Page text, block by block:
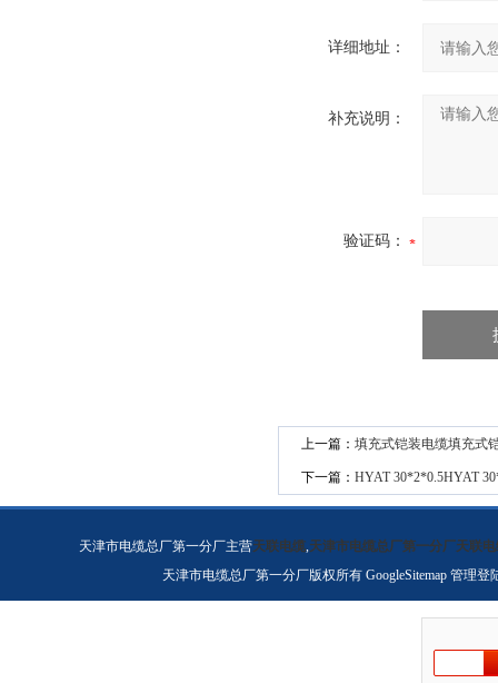
详细地址：
补充说明：
验证码：
上一篇： 填充式铠装电缆填充式
下一篇： HYAT 30*2*0.5HYAT
天津市电缆总厂第一分厂主营天联电缆,天津市电缆总厂第一分厂天联电
天津市电缆总厂第一分厂版权所有 GoogleSitemap 管理登